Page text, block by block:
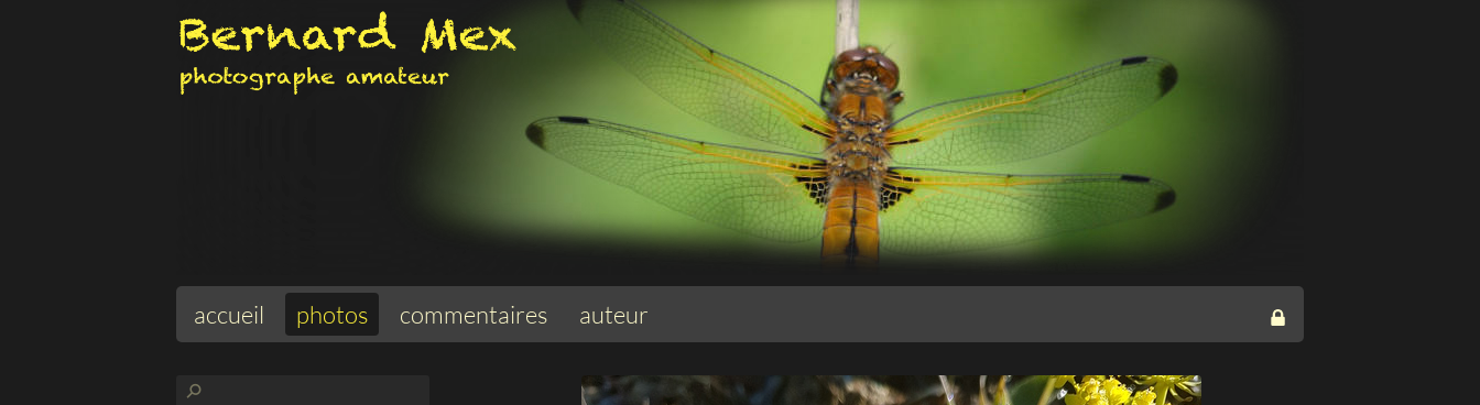
accueil photos commentaires auteur
⚲